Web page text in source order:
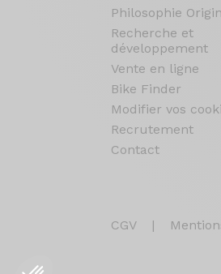
Philosophie
Recherche et
développement
Vente en ligne
Bike Finder
Modifier vos
Recrutement
Contact
CGV |